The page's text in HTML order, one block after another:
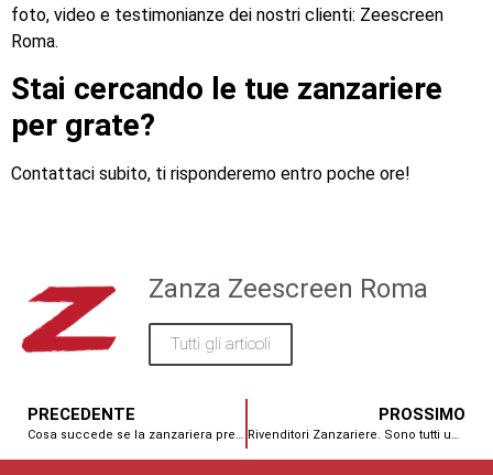
foto, video e testimonianze dei nostri clienti: Zeescreen
Roma.
Stai cercando le tue zanzariere
per grate?
Contattaci subito, ti risponderemo entro poche ore!
Zanza Zeescreen Roma
Tutti gli articoli
PRECEDENTE
Cosa succede se la zanzariera prende un colpo?
PROSSIMO
Rivenditori Zanzariere. Sono tutti uguali?